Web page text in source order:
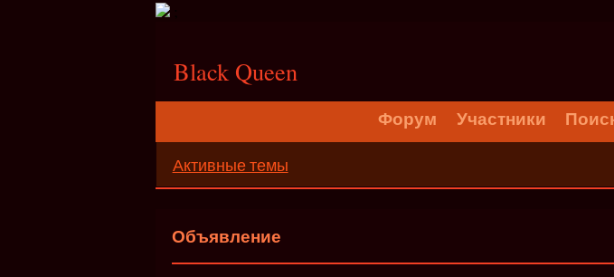
Black Queen
Форум Участники
Активные темы
Объявление